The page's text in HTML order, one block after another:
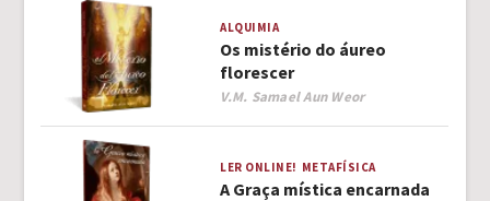
ALQUIMIA
Os mistério do áureo
florescer
Author
V.M. Samael Aun Weor
LER ONLINE! METAFÍSICA
A Graça mística encarnada